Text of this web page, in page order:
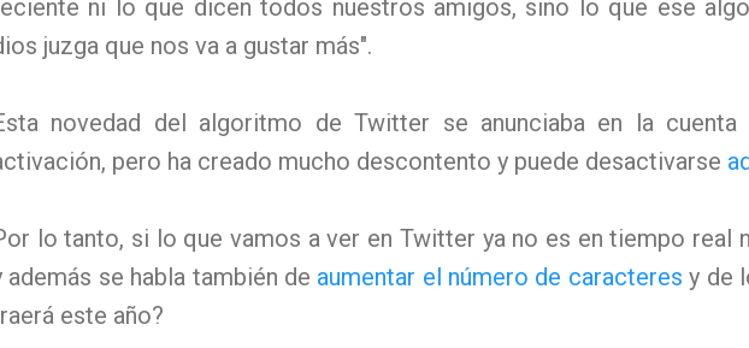
ni lo que dicen todos nuestros amigos, sino lo que ese
juzga que nos va a gustar más".
novedad del algoritmo de Twitter se anunciaba en la
pero ha creado mucho descontento y puede desactivarse
lo tanto, si lo que vamos a ver en Twitter ya no es en tiempo real
además se habla también de aumentar el número de caracteres y de
este año?